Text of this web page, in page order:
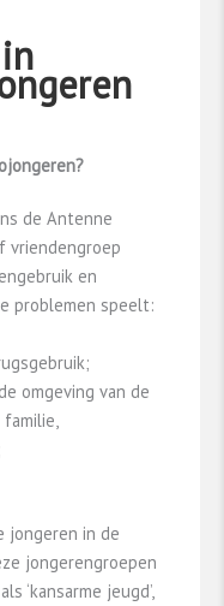
de Antenne
vriendengroep
en
problemen speelt:
omgeving van de
jongeren in de
jongerengroepen
‘kansarme jeugd’,